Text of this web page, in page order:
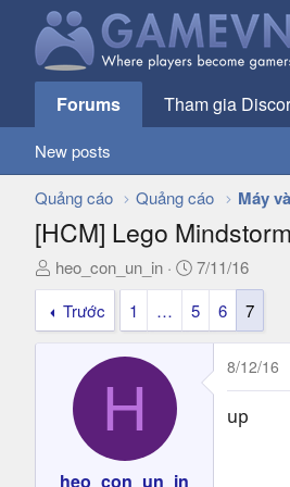
Forums Tham gia
New posts
Quảng cáo Quảng cáo Máy
[HCM] Lego
T
h
e
heo_con_un_in
N
g
à
y
ử
7/11/16
Trước
1 … 5 6 7
H
heo_con_un_in
8/12/16
up